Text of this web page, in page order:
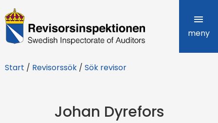
R
e
i
meny
Start / Revisorssök / Sök revisor
Johan Dyrefors